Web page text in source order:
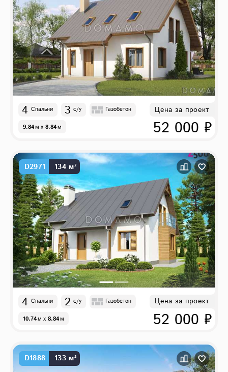
4 Спальни 3 с/у Газобетон
9.84м x 8.84м
Цена за проект
52 000 ₽
D2971 134 м²
4 Спальни 2 с/у Газобетон
10.74м x 8.84м
Цена за проект
52 000 ₽
D1888 133 м²